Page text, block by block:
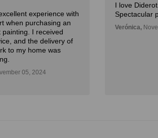
experience with
when purchasing an
painting. I received
and the delivery of
to my home was
05, 2024
I love
Spectacular
Verónica,